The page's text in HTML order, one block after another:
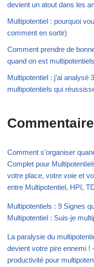
devient un atout dans les
Multipotentiel : pourquoi
comment en sortir)
Comment prendre de
quand on est multipotentiels
Multipotentiel : j’ai analysé
multipotentiels qui
Comment s'organiser
Complet pour
votre place, votre voie et
entre Multipotentiel, HPI,
Multipotentiels : 9 Signes
Multipotentiel : Suis-je
La paralysie du
devient votre pire ennemi !
productivité pour